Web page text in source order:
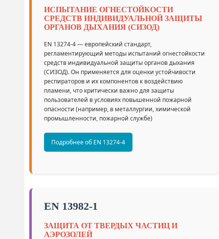
ИСПЫТАНИЕ ОГНЕСТОЙКОСТИ
СРЕДСТВ ИНДИВИДУАЛЬНОЙ ЗАЩИТЫ
ОРГАНОВ ДЫХАНИЯ (СИЗОД)
EN 13274-4 — европейский стандарт,
регламентирующий методы испытаний огнестойкости
средств индивидуальной защиты органов дыхания
(СИЗОД). Он применяется для оценки устойчивости
респираторов и их компонентов к воздействию
пламени, что критически важно для защиты
пользователей в условиях повышенной пожарной
опасности (например, в металлургии, химической
промышленности, пожарной службе)
Подробнее об EN 13274-4
EN 13982-1
ЗАЩИТА ОТ ТВЕРДЫХ ЧАСТИЦ И
АЭРОЗОЛЕЙ